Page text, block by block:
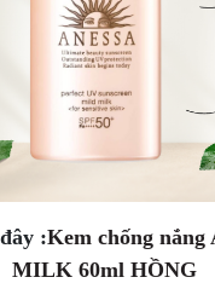
:Kem chống nắng
MILK 60ml HỒNG